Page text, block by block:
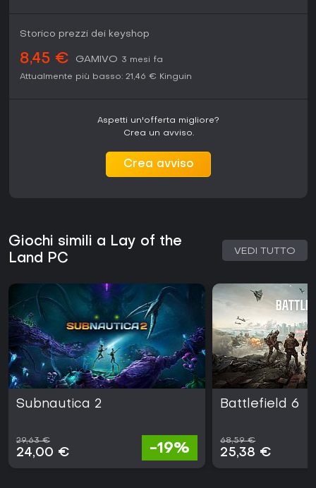
Storico prezzi dei keyshop
8,45 € GAMIVO 3 mesi fa
Attualmente più basso: 21,46 € Kinguin
Aspetti un'offerta migliore?
Crea un avviso.
Crea avviso
Giochi simili a Lay of the
Land PC
VEDI TUTTO
Subnautica 2
29,63 €
24,00 € -19%
Battlefield 6
68,59 €
25,38 €